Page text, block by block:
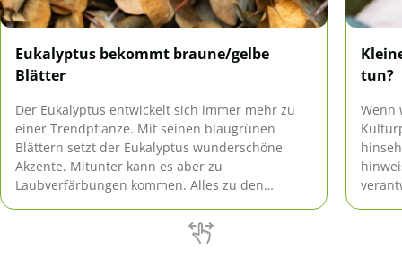
Eukalyptus bekommt braune/gelbe
Blätter
Der Eukalyptus entwickelt sich immer mehr zu
einer Trendpflanze. Mit seinen blaugrünen
Blättern setzt der Eukalyptus wunderschöne
Akzente. Mitunter kann es aber zu
Laubverfärbungen kommen. Alles zu den
tun?
Wenn